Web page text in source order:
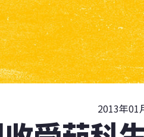
2013年01